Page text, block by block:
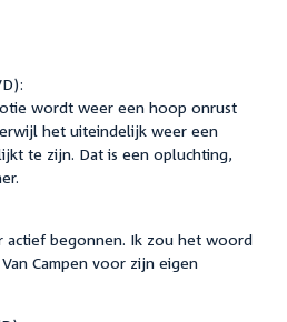
wordt weer een hoop onrust
het uiteindelijk weer een
te zijn. Dat is een opluchting,
actief begonnen. Ik zou het woord
Campen voor zijn eigen